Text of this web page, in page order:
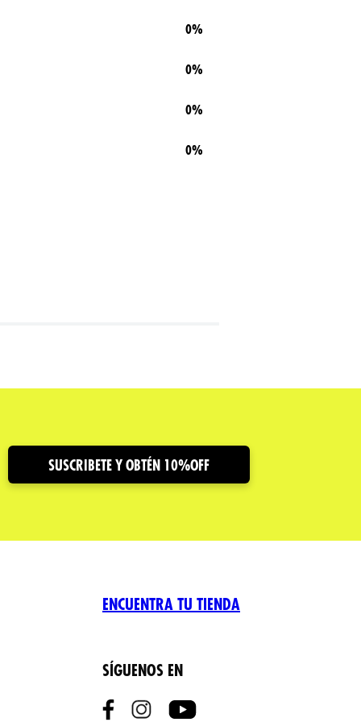
0%
0%
0%
0%
SUSCRIBETE Y OBTÉN 10%OFF
ENCUENTRA TU TIENDA
SÍGUENOS EN